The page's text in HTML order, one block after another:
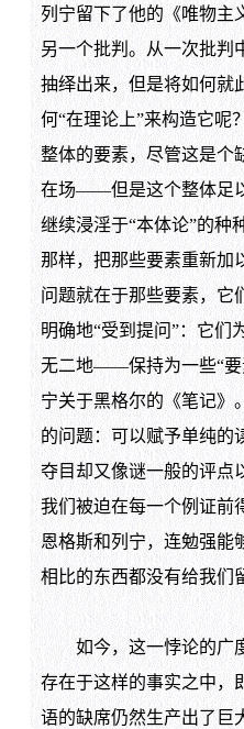
列宁留下了他的《唯物
另一个批判。从一次批判
抽绎出来，但是将如何就
何“在理论上”来构造它呢
整体的要素，尽管这是个
在场——但是这个整体足
继续浸淫于“本体论”的种
那样，把那些要素重新加
问题就在于那些要素，它
明确地“受到提问”：它
无二地——保持为一些“要
宁关于黑格尔的《笔记》
的问题：可以赋予单纯的
夺目却又像谜一般的评点
我们被迫在每一个例证前
恩格斯和列宁，连勉强能
相比的东西都没有给我们
如今，这一悖论的广度
存在于这样的事实之中，
语的缺席仍然生产出了巨